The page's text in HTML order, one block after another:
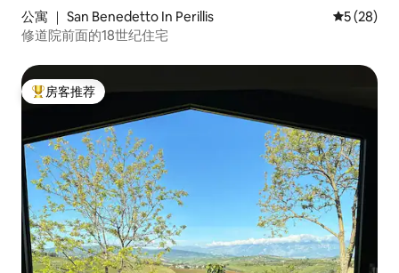
公寓 ｜ San Benedetto In Perillis 平均评分
5 (28)
修道院前面的18世纪住宅
热门「房客推荐」
房客推荐